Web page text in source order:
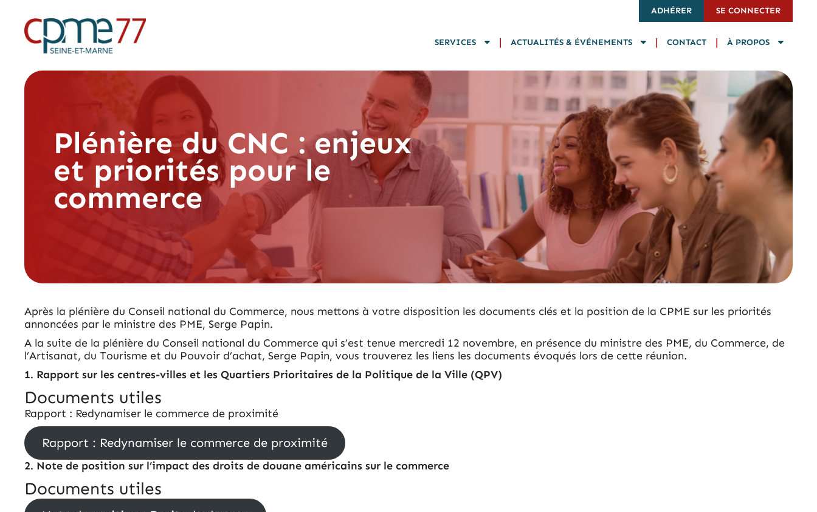
ADHÉRER SE CONNECTER
SERVICES | ACTUALITÉS & ÉVÉNEMENTS | CONTACT | À PROPOS
Plénière du CNC : enjeux
et priorités pour le
commerce
Après la plénière du Conseil national du Commerce, nous mettons à votre disposition les documents clés et la position de la CPME sur les priorités
annoncées par le ministre des PME, Serge Papin.
A la suite de la plénière du Conseil national du Commerce qui s’est tenue mercredi 12 novembre, en présence du ministre des PME, du Commerce, de
l’Artisanat, du Tourisme et du Pouvoir d’achat, Serge Papin, vous trouverez les liens les documents évoqués lors de cette réunion.
1. Rapport sur les centres-villes et les Quartiers Prioritaires de la Politique de la Ville (QPV)
Documents utiles
Rapport : Redynamiser le commerce de proximité
Rapport : Redynamiser le commerce de proximité
2. Note de position sur l’impact des droits de douane américains sur le commerce
Documents utiles